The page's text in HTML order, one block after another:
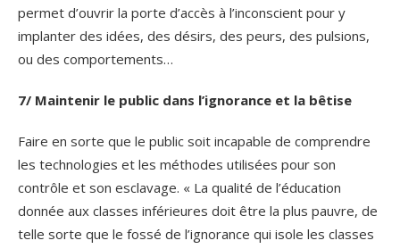
permet d’ouvrir la porte d’accès à l’inconscient pour y
implanter des idées, des désirs, des peurs, des pulsions,
ou des comportements…
7/ Maintenir le public dans l’ignorance et la bêtise
Faire en sorte que le public soit incapable de comprendre
les technologies et les méthodes utilisées pour son
contrôle et son esclavage. « La qualité de l’éducation
donnée aux classes inférieures doit être la plus pauvre, de
telle sorte que le fossé de l’ignorance qui isole les classes